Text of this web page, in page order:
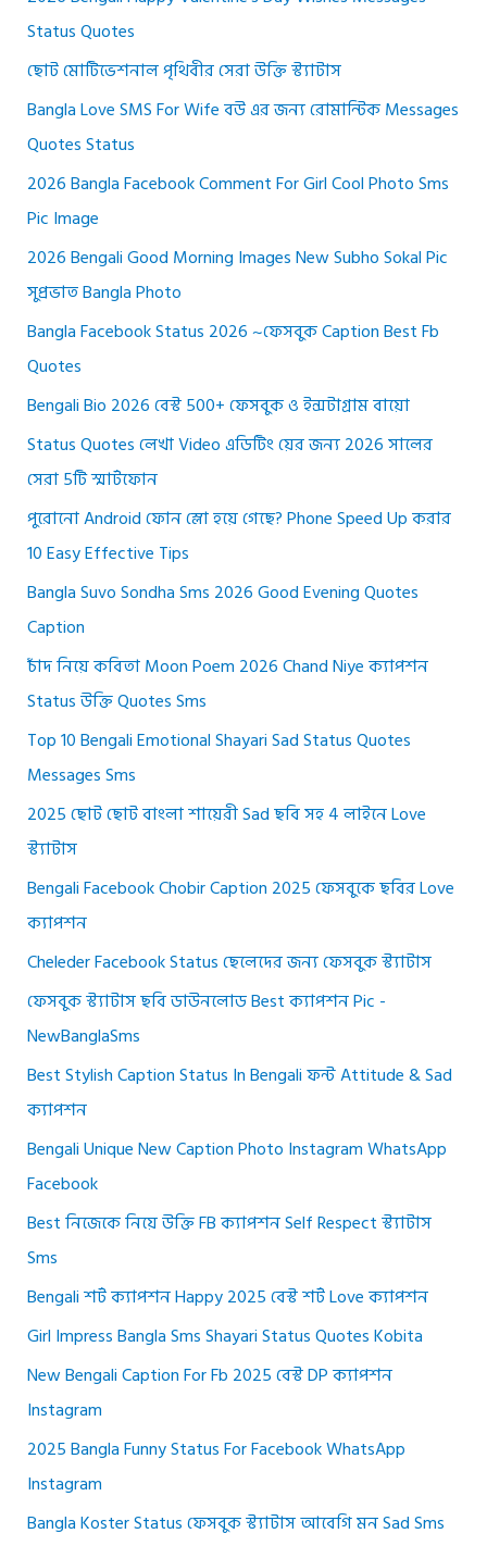
Status Quotes
ছোট মোটিভেশনাল পৃথিবীর সেরা উক্তি স্ট্যাটাস
Bangla Love SMS For Wife বউ এর জন্য রোমান্টিক Messages
Quotes Status
2026 Bangla Facebook Comment For Girl Cool Photo Sms
Pic Image
2026 Bengali Good Morning Images New Subho Sokal Pic
সুপ্রভাত Bangla Photo
Bangla Facebook Status 2026 ~ফেসবুক Caption Best Fb
Quotes
Bengali Bio 2026 বেস্ট 500+ ফেসবুক ও ইন্সটাগ্রাম বায়ো
Status Quotes লেখা Video এডিটিং য়ের জন্য 2026 সালের
সেরা 5টি স্মার্টফোন
পুরোনো Android ফোন স্লো হয়ে গেছে? Phone Speed Up করার
10 Easy Effective Tips
Bangla Suvo Sondha Sms 2026 Good Evening Quotes
Caption
চাঁদ নিয়ে কবিতা Moon Poem 2026 Chand Niye ক্যাপশন
Status উক্তি Quotes Sms
Top 10 Bengali Emotional Shayari Sad Status Quotes
Messages Sms
2025 ছোট ছোট বাংলা শায়েরী Sad ছবি সহ 4 লাইনে Love
স্ট্যাটাস
Bengali Facebook Chobir Caption 2025 ফেসবুকে ছবির Love
ক্যাপশন
Cheleder Facebook Status ছেলেদের জন্য ফেসবুক স্ট্যাটাস
ফেসবুক স্ট্যাটাস ছবি ডাউনলোড Best ক্যাপশন Pic -
NewBanglaSms
Best Stylish Caption Status In Bengali ফন্ট Attitude & Sad
ক্যাপশন
Bengali Unique New Caption Photo Instagram WhatsApp
Facebook
Best নিজেকে নিয়ে উক্তি FB ক্যাপশন Self Respect স্ট্যাটাস
Sms
Bengali শর্ট ক্যাপশন Happy 2025 বেস্ট শর্ট Love ক্যাপশন
Girl Impress Bangla Sms Shayari Status Quotes Kobita
New Bengali Caption For Fb 2025 বেস্ট DP ক্যাপশন
Instagram
2025 Bangla Funny Status For Facebook WhatsApp
Instagram
Bangla Koster Status ফেসবুক স্ট্যাটাস আবেগি মন Sad Sms